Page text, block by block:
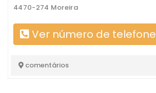
4470-274 Moreira
Ver número de telefone
comentários